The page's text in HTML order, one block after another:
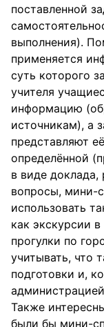
поставленной
выполнения).
применяется
суть которого
учителя
информацию
источникам), а
представляют
определённой
в виде доклада,
вопросы, мини-
использовать
как экскурсии
прогулки по
учитывать, что
подготовки и,
Также
были бы мини-